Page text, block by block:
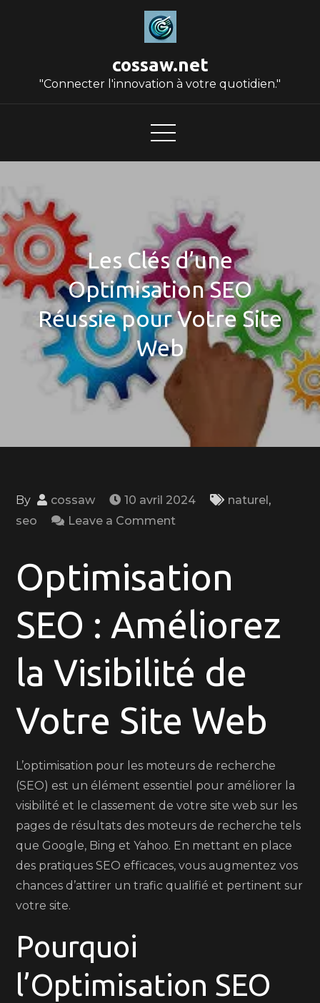
cossaw.net
"Connecter l'innovation à votre quotidien."
Les Clés d’une
Optimisation SEO
Réussie pour Votre Site
Web
By cossaw 10 avril 2024 naturel,
seo
Leave a Comment
d’une
SEO
Réussie
pour
Votre
Web
Optimisation
SEO : Améliorez
la Visibilité de
Votre Site Web
L’optimisation pour les moteurs de recherche
(SEO) est un élément essentiel pour améliorer la
visibilité et le classement de votre site web sur les
pages de résultats des moteurs de recherche tels
que Google, Bing et Yahoo. En mettant en place
des pratiques SEO efficaces, vous augmentez vos
chances d’attirer un trafic qualifié et pertinent sur
votre site.
Pourquoi
l’Optimisation SEO